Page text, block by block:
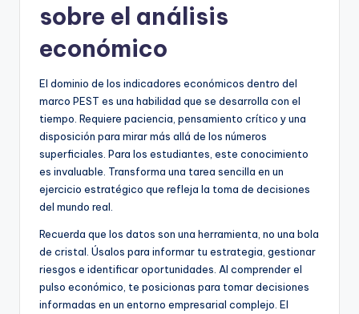
sobre el análisis
económico
El dominio de los indicadores económicos dentro del
marco PEST es una habilidad que se desarrolla con el
tiempo. Requiere paciencia, pensamiento crítico y una
disposición para mirar más allá de los números
superficiales. Para los estudiantes, este conocimiento
es invaluable. Transforma una tarea sencilla en un
ejercicio estratégico que refleja la toma de decisiones
del mundo real.
Recuerda que los datos son una herramienta, no una bola
de cristal. Úsalos para informar tu estrategia, gestionar
riesgos e identificar oportunidades. Al comprender el
pulso económico, te posicionas para tomar decisiones
informadas en un entorno empresarial complejo. El